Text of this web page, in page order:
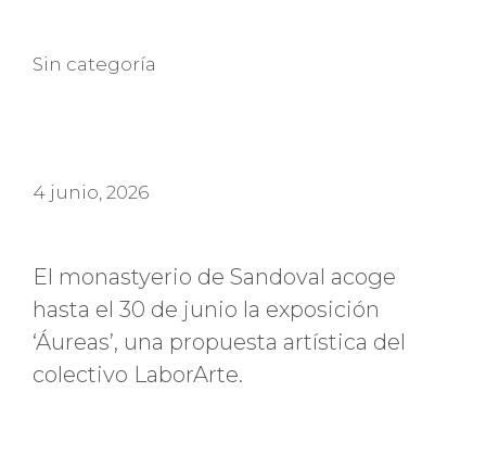
Categorías
Sin categoría
4 junio, 2026
El monastyerio de Sandoval acoge
hasta el 30 de junio la exposición
‘Áureas’, una propuesta artística del
colectivo LaborArte.